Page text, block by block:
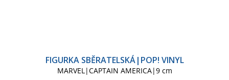
FIGURKA SBĚRATELSKÁ|POP! VINYL
MARVEL|CAPTAIN AMERICA|9 cm